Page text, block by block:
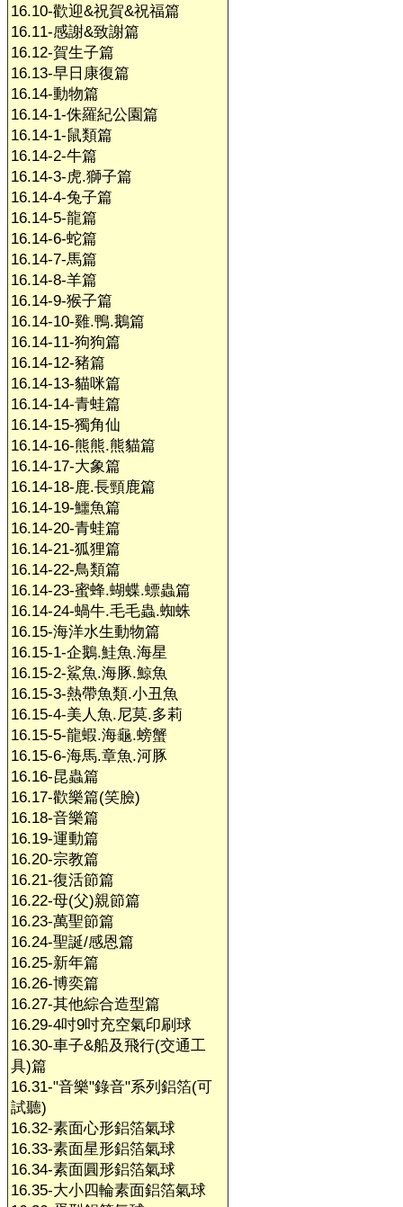
16.10-歡迎&祝賀&祝福篇
16.11-感謝&致謝篇
16.12-賀生子篇
16.13-早日康復篇
16.14-動物篇
16.14-1-侏羅紀公園篇
16.14-1-鼠類篇
16.14-2-牛篇
16.14-3-虎.獅子篇
16.14-4-兔子篇
16.14-5-龍篇
16.14-6-蛇篇
16.14-7-馬篇
16.14-8-羊篇
16.14-9-猴子篇
16.14-10-雞.鴨.鵝篇
16.14-11-狗狗篇
16.14-12-豬篇
16.14-13-貓咪篇
16.14-14-青蛙篇
16.14-15-獨角仙
16.14-16-熊熊.熊貓篇
16.14-17-大象篇
16.14-18-鹿.長頸鹿篇
16.14-19-鱷魚篇
16.14-20-青蛙篇
16.14-21-狐狸篇
16.14-22-鳥類篇
16.14-23-蜜蜂.蝴蝶.螵蟲篇
16.14-24-蝸牛.毛毛蟲.蜘蛛
16.15-海洋水生動物篇
16.15-1-企鵝.鮭魚.海星
16.15-2-鯊魚.海豚.鯨魚
16.15-3-熱帶魚類.小丑魚
16.15-4-美人魚.尼莫.多莉
16.15-5-龍蝦.海龜.螃蟹
16.15-6-海馬.章魚.河豚
16.16-昆蟲篇
16.17-歡樂篇(笑臉)
16.18-音樂篇
16.19-運動篇
16.20-宗教篇
16.21-復活節篇
16.22-母(父)親節篇
16.23-萬聖節篇
16.24-聖誕/感恩篇
16.25-新年篇
16.26-博奕篇
16.27-其他綜合造型篇
16.29-4吋9吋充空氣印刷球
16.30-車子&船及飛行(交通工
具)篇
16.31-"音樂"錄音"系列鋁箔(可
試聽)
16.32-素面心形鋁箔氣球
16.33-素面星形鋁箔氣球
16.34-素面圓形鋁箔氣球
16.35-大小四輪素面鋁箔氣球